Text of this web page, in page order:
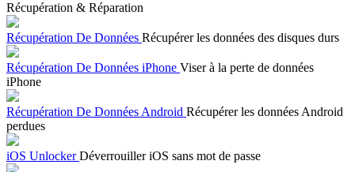
Récupération & Réparation
Récupération De Données Récupérer les données des disques durs
Récupération De Données iPhone Viser à la perte de données
iPhone
Récupération De Données Android Récupérer les données Android
perdues
iOS Unlocker Déverrouiller iOS sans mot de passe